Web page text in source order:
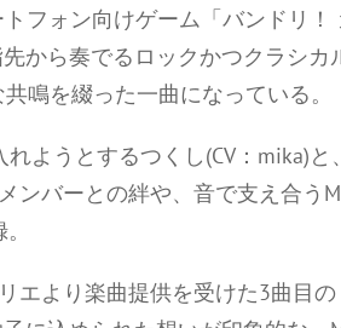
フォン向けゲーム「バンドリ
から奏でるロックかつクラシカ
鳴を綴った一曲になっている。
ようとするつくし(CV：mika)
ンバーとの絆や、音で支え合う
エより楽曲提供を受けた3曲目の